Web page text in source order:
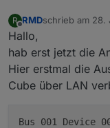
R
Offline
RMDschrieb am 28.
zuletzt editiert
Hallo,
hab erst jetzt die
Hier erstmal die
Cube über LAN
Bus 001 Device